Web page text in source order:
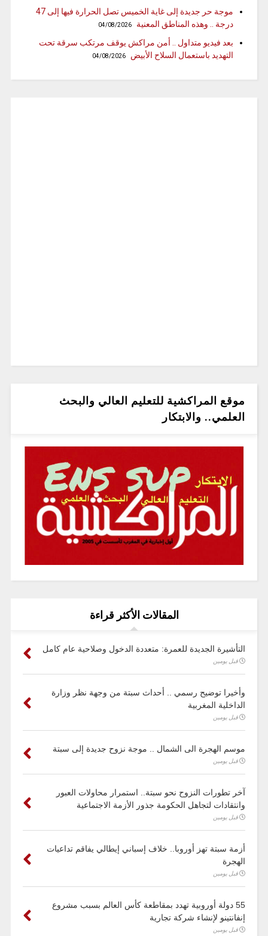
موجة حر جديدة إلى غاية الخميس تصل الحرارة فيها إلى 47
درجة .. وهذه المناطق المعنية
04/08/2026
بعد فيديو متداول .. أمن مراكش يوقف مرتكب سرقة تحت
التهديد باستعمال السلاح الأبيض
04/08/2026
موقع المراكشية للتعليم العالي والبحث
العلمي.. والابتكار
المقالات الأكثر قراءة
التأشيرة الجديدة للعمرة: متعددة الدخول وصلاحية عام كامل
قبل يومين
وأخيرا توضيح رسمي .. أحداث سبتة من وجهة نظر وزارة
الداخلية المغربية
قبل يومين
موسم الهجرة الى الشمال .. موجة نزوح جديدة إلى سبتة
قبل يومين
آخر تطورات النزوح نحو سبتة.. استمرار محاولات العبور
وانتقادات لتجاهل الحكومة جذور الأزمة الاجتماعية
قبل يومين
أزمة سبتة تهز أوروبا.. خلاف إسباني إيطالي يفاقم تداعيات
الهجرة
قبل يومين
55 دولة أوروبية تهدد بمقاطعة كأس العالم بسبب مشروع
إنفانتينو لإنشاء شركة تجارية
قبل يومين